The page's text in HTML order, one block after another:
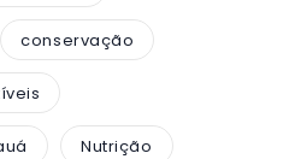
conservação
Nutrição